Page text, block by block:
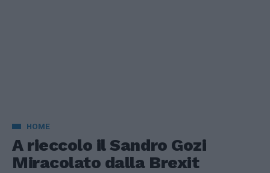
HOME
A rieccolo il Sandro Gozi
Miracolato dalla Brexit